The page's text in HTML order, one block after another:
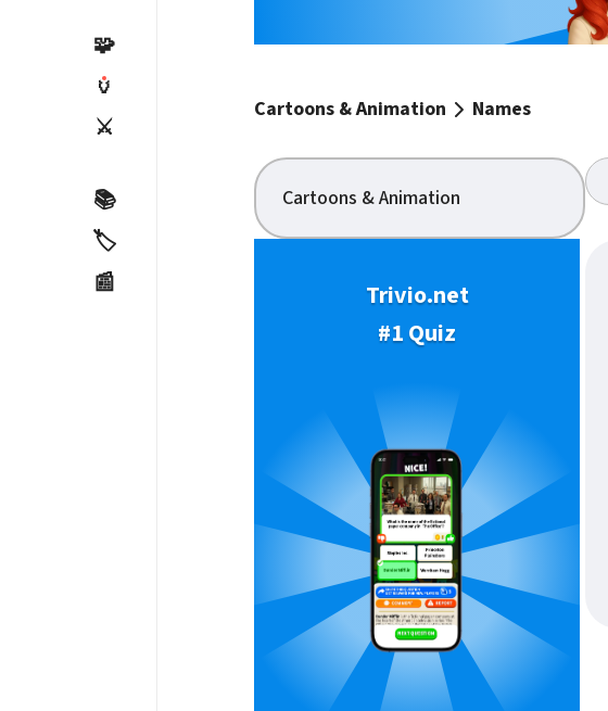
🧩
🏺
⚔️
📚
🏷️
📰
Cartoons & Animation Names
Cartoons & Animation
Trivio.net
#1 Quiz